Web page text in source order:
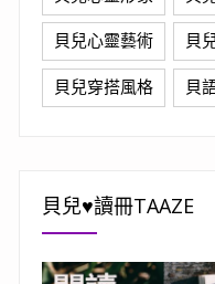
貝兒心靈藝術 貝
貝兒穿搭風格 貝
貝兒♥讀冊TAAZE